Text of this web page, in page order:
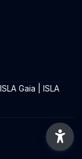
ISLA Gaia
ISLA